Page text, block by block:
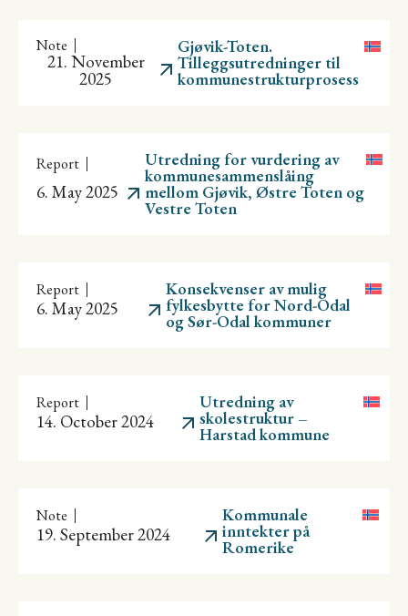
Note
21. November
2025
Gjøvik-Toten.
Tilleggsutredninger til
kommunestrukturprosess
Report
6. May 2025
Utredning for vurdering av
kommunesammenslåing
mellom Gjøvik, Østre Toten og
Vestre Toten
Report
6. May 2025
Konsekvenser av mulig
fylkesbytte for Nord-Odal
og Sør-Odal kommuner
Report
14. October 2024
Utredning av
skolestruktur –
Harstad kommune
Note
19. September 2024
Kommunale
inntekter på
Romerike